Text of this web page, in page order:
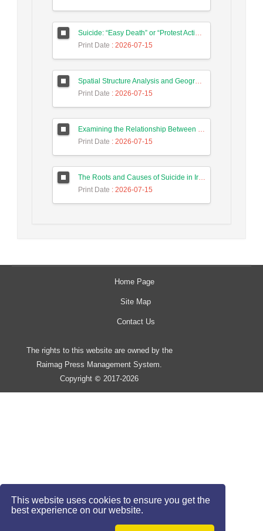
This website uses cookies to ensure you get the
best experience on our website.
Suicide: “Easy Death” or “Protest Action”? A Sociological Analysis of Coping Strategies Against Suicide Attempts Among Youth in Pakdasht
Print Date : 2026-07-15
Spatial Structure Analysis and Geographic Clustering Of Suicide in Iran at the County Level
Print Date : 2026-07-15
Examining the Relationship Between the Human Development Index and Suicide Rates at Provincial Level in Iran: A Secondary Analysis of Official Statistics (2011–2021)
Print Date : 2026-07-15
The Roots and Causes of Suicide in Iranian Society: An Overview of National Surveys (2002–2025)
Print Date : 2026-07-15
Home Page
Site Map
Contact Us
The rights to this website are owned by the
Raimag Press Management System.
Copyright © 2017-2026